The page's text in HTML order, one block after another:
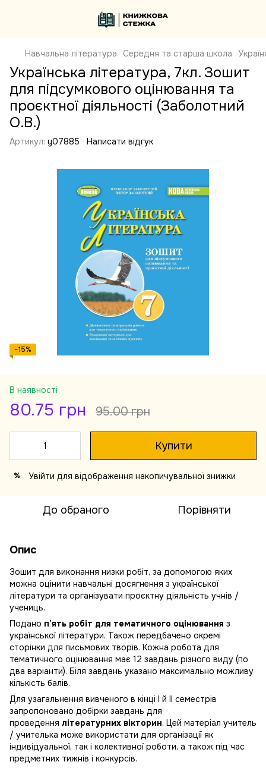
Навчальна література Середня та старша школа
Українська література, 7кл. Зошит
для підсумкового оцінювання та
проєктної діяльності (Заболотний
О.В.)
Артикул: y07885 Написати відгук
−15%
В наявності
80.75 грн 95.00 грн
Купити
% Увійти для відображення накопичувальної знижки
До обраного Порівняти
Опис
Зошит для виконання низки робіт, за допомогою яких
можна оцінити навчальні досягнення з української
літератури та організувати проєктну діяльність учнів /
учениць.
Подано п’ять робіт для тематичного оцінювання з
української літератури. Також передбачено окремі
сторінки для письмових творів. Кожна робота для
тематичного оцінювання має 12 завдань різного виду (по
два варіанти). Біля завдань указано максимально можливу
кількість балів.
Для узагальнення вивченого в кінці І й ІІ семестрів
запропоновано добірки завдань для
проведення літературних вікторин. Цей матеріал учитель
/ учителька може використати для організації як
індивідуальної, так і колективної роботи, а також під час
предметних тижнів і конкурсів.